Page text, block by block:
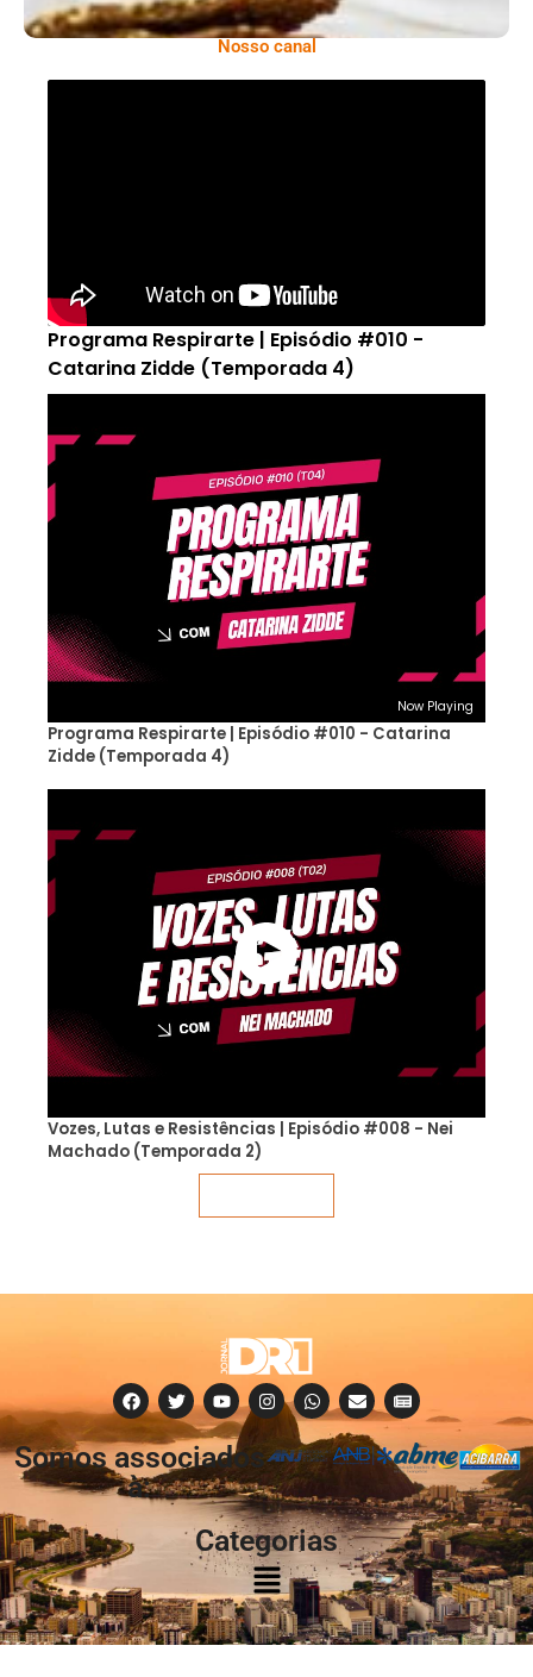
Nosso canal
Programa Respirarte | Episódio #010 -
Catarina Zidde (Temporada 4)
Now Playing
Programa Respirarte | Episódio #010 - Catarina
Zidde (Temporada 4)
Vozes, Lutas e Resistências | Episódio #008 - Nei
Machado (Temporada 2)
Somos associados
à:
Categorias